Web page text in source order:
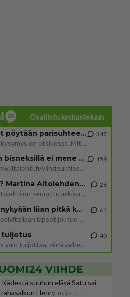
Osallistu keskusteluun
Mitä tuot pöytään parisuhteessa?
Siinäpä se kysymys on otsikossa. Mitäpä siis tuot/toisit pöytään parisuhteessa? Oletko mies vai nainen? Koetko sen mitä
347
Martinan bisneksillä ei mene hyvin
https://www.iltalehti.fi/viihdeuutiset/a/c46da6ab-340f-4790-aaa7-0865eed2336 Yrityksen konkurssihakemus on tullut kärä
159
Tiesitkö? Martina Aitolehden isäpuoli on tämä suosittu laulaja
Martina Aitolehti on seurattu julkisuuden henkilö. Lähipiiriin mahtuu muitakin tunnettuja henkilöitä. Tiesitkö, että Ma
26
2 km on nykyään liian pitkä koulumatka
Hesarissa päivitellään lapset joutuu nyt kulkemaan 2 km kouluun jösses. Ruostefillarilla tuo matka menee vaikka miten äk
64
tuijotus
Mutta mies vain tuijottaa, siinä vaiheessa käännän itse pään pois. Mikä juttu? Yleensä jos joku tuijottaa tai katsoo, hä
40
VIIHDE
suuhun elävä Satu sai
Henry-miljonääriltä